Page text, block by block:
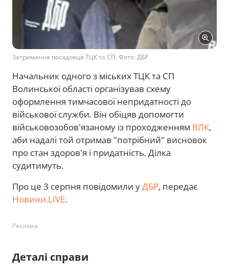
Затримання посадовця ТЦК та СП. Фото: ДБР
Начальник одного з міських ТЦК та СП
Волинської області організував схему
оформлення тимчасової непридатності до
військової служби. Він обіцяв допомогти
військовозобов'язаному із проходженням ВЛК,
аби надалі той отримав "потрібний" висновок
про стан здоров'я і придатність. Ділка
судитимуть.
Про це 3 серпня повідомили уДБР, передає
Новини.LIVE.
Реклама
Деталі справи